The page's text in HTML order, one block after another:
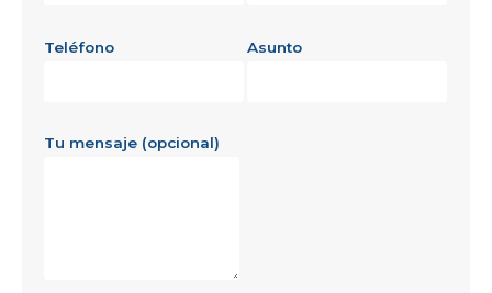
Teléfono Asunto
Tu mensaje (opcional)